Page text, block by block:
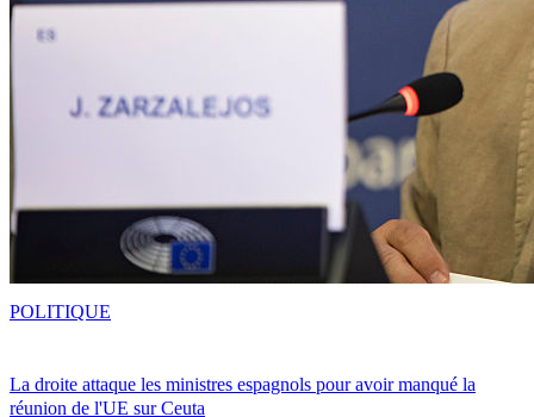
La droite attaque les ministres espagnols pour avoir manqué la
réunion de l'UE sur Ceuta
POLITIQUE